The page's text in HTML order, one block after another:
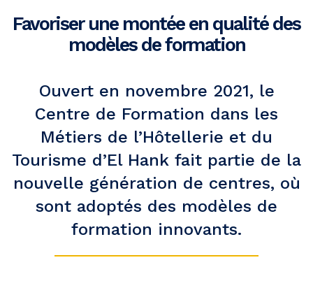
Favoriser une montée en qualité des
modèles de formation
Ouvert en novembre 2021, le
Centre de Formation dans les
Métiers de l’Hôtellerie et du
Tourisme d’El Hank fait partie de la
nouvelle génération de centres, où
sont adoptés des modèles de
formation innovants.